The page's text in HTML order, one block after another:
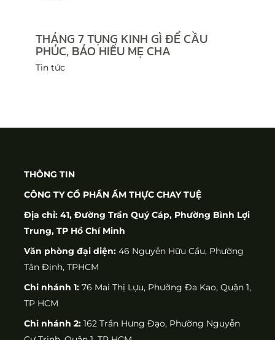
THÁNG 7 TỤNG KINH GÌ ĐỂ CẦU
PHÚC, BÁO HIẾU MẸ CHA
Tin tức
THÔNG TIN
CÔNG TY CỔ PHẦN ẨM THỰC CHAY TUỆ
Địa chỉ: 41, Đường Trần Quý Cáp, Phường Bình Lợi
Trung, TP Hồ Chí Minh
Văn phòng đại diện: 46 Nguyễn Hữu Cầu, Phường
Tân Định, TPHCM
Chi nhánh 1: 76 Mai Thị Lựu, Phường Đa Kao, Quận 1,
TP HCM
Chi nhánh 2: 162 Trần Hưng Đạo, Phường Nguyễn